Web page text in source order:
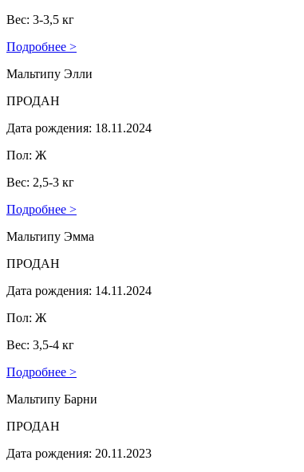
Вес: 3-3,5 кг
Подробнее >
Мальтипу Элли
ПРОДАН
Дата рождения: 18.11.2024
Пол: Ж
Вес: 2,5-3 кг
Подробнее >
Мальтипу Эмма
ПРОДАН
Дата рождения: 14.11.2024
Пол: Ж
Вес: 3,5-4 кг
Подробнее >
Мальтипу Барни
ПРОДАН
Дата рождения: 20.11.2023